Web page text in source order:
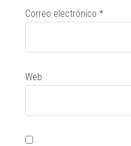
Correo electrónico*
Web